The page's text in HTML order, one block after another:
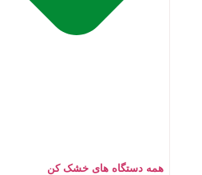
همه دستگاه های خشک کن